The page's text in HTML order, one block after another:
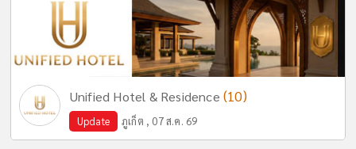
Unified Hotel & Residence (10)
Update ภูเก็ต , 07 ส.ค. 69